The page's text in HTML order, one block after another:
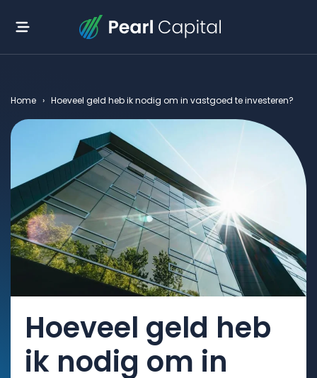
Home › Hoeveel geld heb ik nodig om in vastgoed te investeren?
Hoeveel geld heb
ik nodig om in